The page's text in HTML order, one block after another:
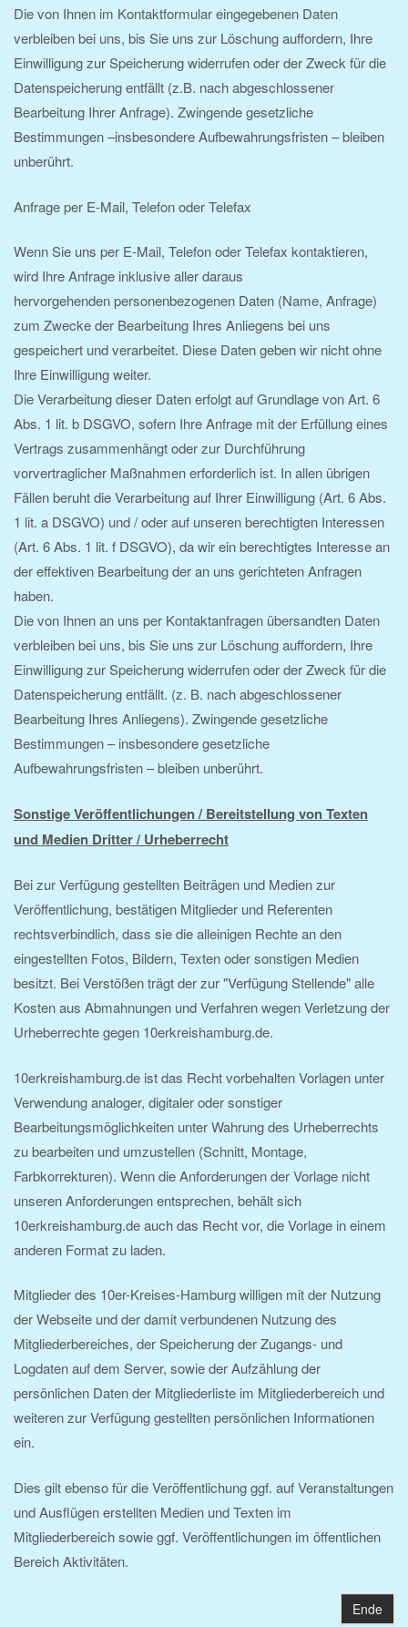
Die von Ihnen im Kontaktformular eingegebenen Daten
verbleiben bei uns, bis Sie uns zur Löschung auffordern, Ihre
Einwilligung zur Speicherung widerrufen oder der Zweck für die
Datenspeicherung entfällt (z.B. nach abgeschlossener
Bearbeitung Ihrer Anfrage). Zwingende gesetzliche
Bestimmungen –insbesondere Aufbewahrungsfristen – bleiben
unberührt.
Anfrage per E-Mail, Telefon oder Telefax
Wenn Sie uns per E-Mail, Telefon oder Telefax kontaktieren,
wird Ihre Anfrage inklusive aller daraus
hervorgehenden personenbezogenen Daten (Name, Anfrage)
zum Zwecke der Bearbeitung Ihres Anliegens bei uns
gespeichert und verarbeitet. Diese Daten geben wir nicht ohne
Ihre Einwilligung weiter.
Die Verarbeitung dieser Daten erfolgt auf Grundlage von Art. 6
Abs. 1 lit. b DSGVO, sofern Ihre Anfrage mit der Erfüllung eines
Vertrags zusammenhängt oder zur Durchführung
vorvertraglicher Maßnahmen erforderlich ist. In allen übrigen
Fällen beruht die Verarbeitung auf Ihrer Einwilligung (Art. 6 Abs.
1 lit. a DSGVO) und / oder auf unseren berechtigten Interessen
(Art. 6 Abs. 1 lit. f DSGVO), da wir ein berechtigtes Interesse an
der effektiven Bearbeitung der an uns gerichteten Anfragen
haben.
Die von Ihnen an uns per Kontaktanfragen übersandten Daten
verbleiben bei uns, bis Sie uns zur Löschung auffordern, Ihre
Einwilligung zur Speicherung widerrufen oder der Zweck für die
Datenspeicherung entfällt. (z. B. nach abgeschlossener
Bearbeitung Ihres Anliegens). Zwingende gesetzliche
Bestimmungen – insbesondere gesetzliche
Aufbewahrungsfristen – bleiben unberührt.
Sonstige Veröffentlichungen / Bereitstellung von Texten
und Medien Dritter / Urheberrecht
Bei zur Verfügung gestellten Beiträgen und Medien zur
Veröffentlichung, bestätigen Mitglieder und Referenten
rechtsverbindlich, dass sie die alleinigen Rechte an den
eingestellten Fotos, Bildern, Texten oder sonstigen Medien
besitzt. Bei Verstößen trägt der zur "Verfügung Stellende" alle
Kosten aus Abmahnungen und Verfahren wegen Verletzung der
Urheberrechte gegen 10erkreishamburg.de.
10erkreishamburg.de ist das Recht vorbehalten Vorlagen unter
Verwendung analoger, digitaler oder sonstiger
Bearbeitungsmöglichkeiten unter Wahrung des Urheberrechts
zu bearbeiten und umzustellen (Schnitt, Montage,
Farbkorrekturen). Wenn die Anforderungen der Vorlage nicht
unseren Anforderungen entsprechen, behält sich
10erkreishamburg.de auch das Recht vor, die Vorlage in einem
anderen Format zu laden.
Mitglieder des 10er-Kreises-Hamburg willigen mit der Nutzung
der Webseite und der damit verbundenen Nutzung des
Mitgliederbereiches, der Speicherung der Zugangs- und
Logdaten auf dem Server, sowie der Aufzählung der
persönlichen Daten der Mitgliederliste im Mitgliederbereich und
weiteren zur Verfügung gestellten persönlichen Informationen
ein.
Dies gilt ebenso für die Veröffentlichung ggf. auf Veranstaltungen
und Ausflügen erstellten Medien und Texten im
Mitgliederbereich sowie ggf. Veröffentlichungen im öffentlichen
Bereich Aktivitäten.
Ende